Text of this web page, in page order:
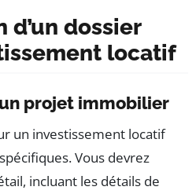
d’un dossier
locatif
projet immobilier
un investissement locatif
Vous devrez
incluant les détails de